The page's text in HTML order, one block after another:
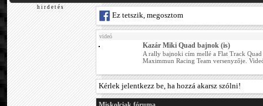
h i r d e t é s
Ez tetszik, megosztom
videó
Kazár Miki Quad bajnok (is)
A rally bajnoki cím mellé a Flat Track Quad
Maximmun Racing Team versenyzője.
Kérlek jelentkezz be, ha hozzá akarsz szólni!